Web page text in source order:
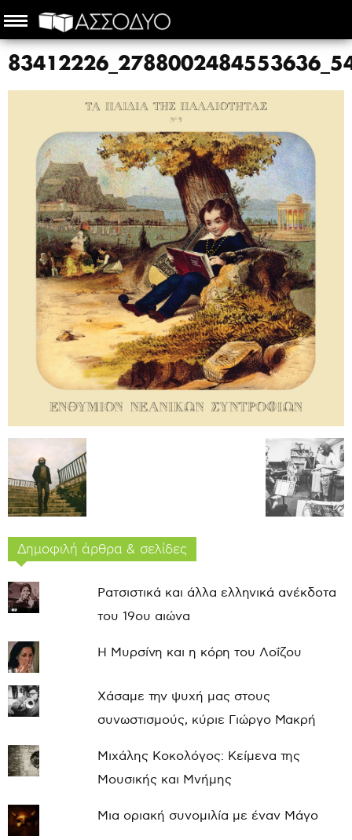
Δημοφιλή άρθρα & σελίδες
Ρατσιστικά και άλλα ελληνικά ανέκδοτα
του 19ου αιώνα
Η Μυρσίνη και η κόρη του Λοΐζου
Χάσαμε την ψυχή μας στους
συνωστισμούς, κύριε Γιώργο Μακρή
Μιχάλης Κοκολόγος: Κείμενα της
Μουσικής και Μνήμης
Μια οριακή συνομιλία με έναν Μάγο